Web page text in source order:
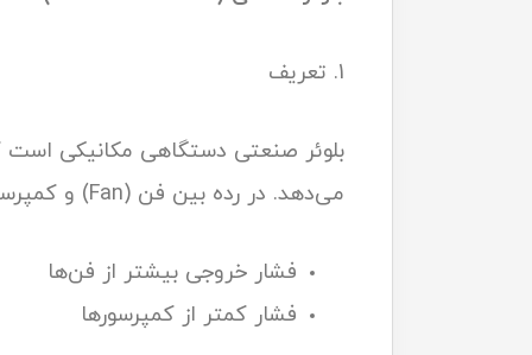
1. تعریف
بلوئر صنعتی دستگاهی مکانیکی است
می‌دهد. در رده بین فن (Fan) و کمپرسور (Compressor) قرار می‌گیرد:
فشار خروجی بیشتر از فن‌ها
فشار کمتر از کمپرسورها